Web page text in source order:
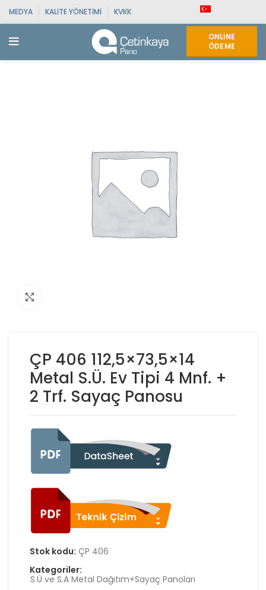
MEDYA KALITE YÖNETIMI KVKK
ONLINE
ÖDEME
ÇP 406 112,5×73,5×14
Metal S.Ü. Ev Tipi 4 Mnf. +
2 Trf. Sayaç Panosu
Stok kodu: ÇP 406
Kategoriler:
S.Ü ve S.A Metal Dağıtım+Sayaç Panoları